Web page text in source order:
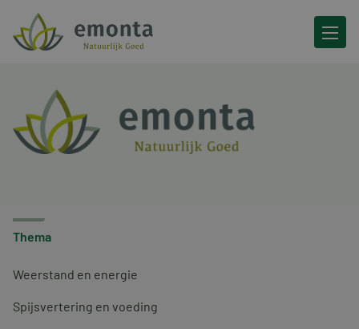
Ga naar de inhoud
Thema
Weerstand en energie
Spijsvertering en voeding